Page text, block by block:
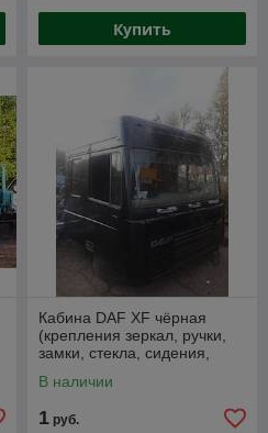
Купить
Кабина DAF XF чёрная
(крепления зеркал, ручки,
замки, стекла, сидения,
В наличии
1 руб.